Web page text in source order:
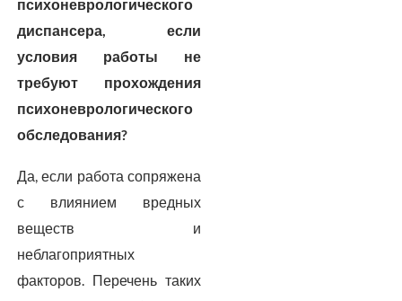
психоневрологического
диспансера, если
условия работы не
требуют прохождения
психоневрологического
обследования?
Да, если работа сопряжена
с влиянием вредных
веществ и
неблагоприятных
факторов. Перечень таких